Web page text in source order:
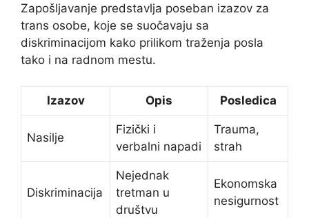
Zapošljavanje predstavlja poseban izazov za
trans osobe, koje se suočavaju sa
diskriminacijom kako prilikom traženja posla
tako i na radnom mestu.
Izazov Opis Posledica
Nasilje
Fizički i
verbalni napadi
Trauma,
strah
Diskriminacija
Nejednak
tretman u
društvu
Ekonomska
nesigurnost